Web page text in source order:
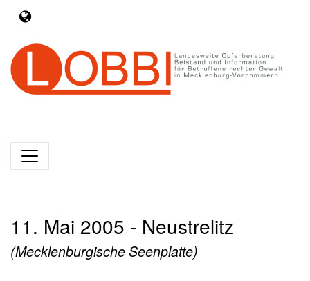
11. Mai 2005 - Neustrelitz
(Mecklenburgische Seenplatte)